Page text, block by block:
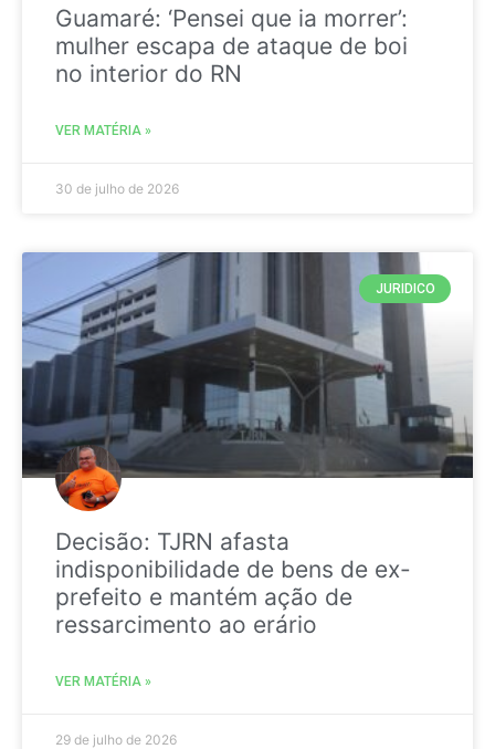
Guamaré: ‘Pensei que ia morrer’:
mulher escapa de ataque de boi
no interior do RN
VER MATÉRIA »
30 de julho de 2026
JURIDICO
Decisão: TJRN afasta
indisponibilidade de bens de ex-
prefeito e mantém ação de
ressarcimento ao erário
VER MATÉRIA »
29 de julho de 2026